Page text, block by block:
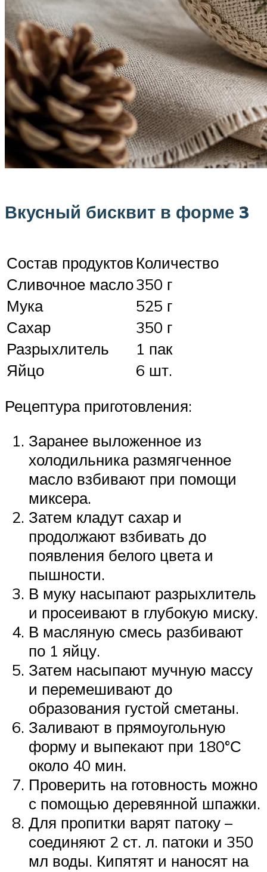
Вкусный бисквит в форме 3
Состав продуктов Количество
Сливочное масло350 г
Мука
525 г
Сахар
350 г
Разрыхлитель
1 пак
Яйцо
6 шт.
Рецептура приготовления:
Заранее выложенное из
холодильника размягченное
масло взбивают при помощи
миксера.
Затем кладут сахар и
продолжают взбивать до
появления белого цвета и
пышности.
В муку насыпают разрыхлитель
и просеивают в глубокую миску.
В масляную смесь разбивают
по 1 яйцу.
Затем насыпают мучную массу
и перемешивают до
образования густой сметаны.
Заливают в прямоугольную
форму и выпекают при 180°С
около 40 мин.
Проверить на готовность можно
с помощью деревянной шпажки.
Для пропитки варят патоку –
соединяют 2 ст. л. патоки и 350
мл воды. Кипятят и наносят на